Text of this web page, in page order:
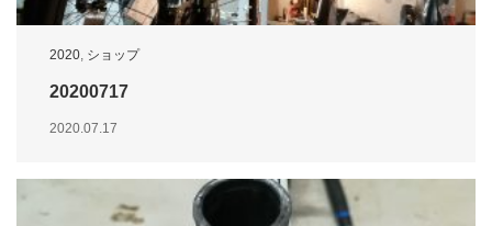
2020 ショップ
20200717
2020.07.17